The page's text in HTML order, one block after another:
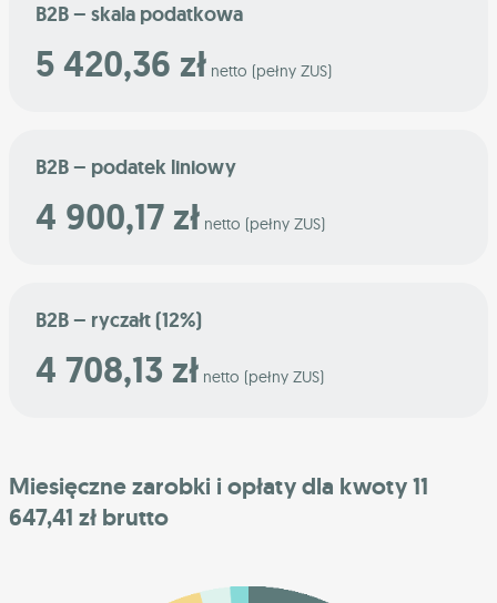
B2B – skala podatkowa
5 420,36 zł netto (pełny ZUS)
B2B – podatek liniowy
4 900,17 zł netto (pełny ZUS)
B2B – ryczałt (12%)
4 708,13 zł netto (pełny ZUS)
Miesięczne zarobki i opłaty dla kwoty 11
647,41 zł brutto